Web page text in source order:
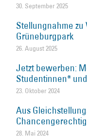
30. September 2025
Stellungnahme zu
Grüneburgpark
26. August 2025
Jetzt bewerben:
Studentinnen*
23. Oktober 2024
Aus
28. Mai 2024